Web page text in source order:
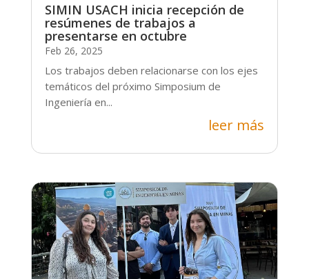
SIMIN USACH inicia recepción de
resúmenes de trabajos a
presentarse en octubre
Feb 26, 2025
Los trabajos deben relacionarse con los ejes
temáticos del próximo Simposium de
Ingeniería en...
leer más